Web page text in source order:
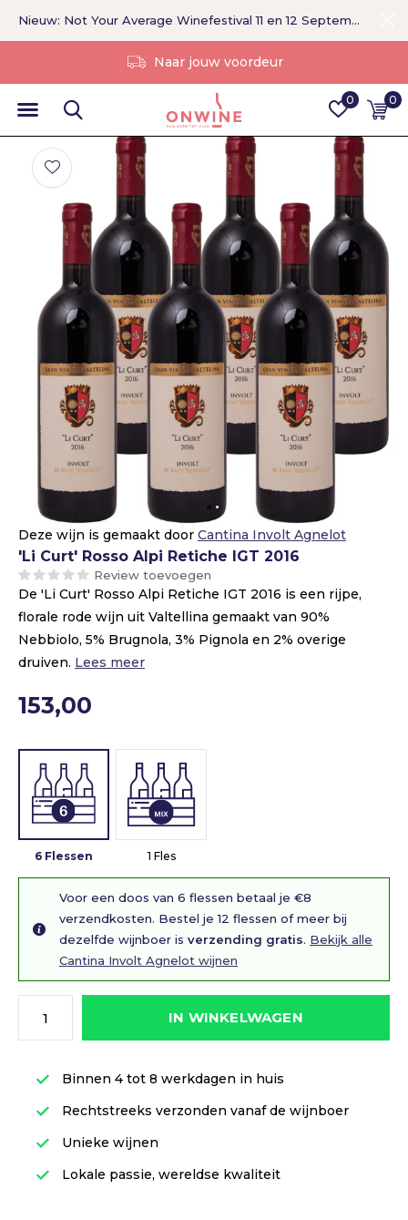
0 0
Zonder tussenpersoon
Nieuw: Not Your Average Winefestival 11 en 12 September >
Deze wijn is gemaakt door Cantina Involt Agnelot
'Li Curt' Rosso Alpi Retiche IGT 2016
Review toevoegen
De 'Li Curt' Rosso Alpi Retiche IGT 2016 is een rijpe,
florale rode wijn uit Valtellina gemaakt van 90%
Nebbiolo, 5% Brugnola, 3% Pignola en 2% overige
druiven. Lees meer
153,00
6 Flessen 1 Fles
Voor een doos van 6 flessen betaal je €8
verzendkosten. Bestel je 12 flessen of meer bij
dezelfde wijnboer is verzending gratis. Bekijk alle
Cantina Involt Agnelot wijnen
IN WINKELWAGEN
Binnen 4 tot 8 werkdagen in huis
Rechtstreeks verzonden vanaf de wijnboer
Unieke wijnen
Lokale passie, wereldse kwaliteit